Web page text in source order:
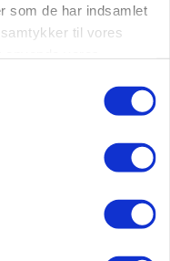
som de har indsamlet
til vores
03. aug.